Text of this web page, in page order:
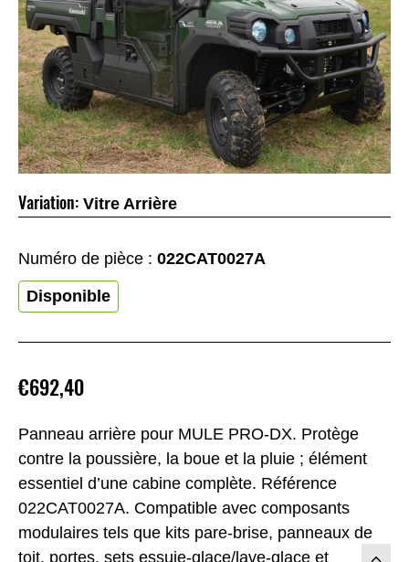
Panneau arrière pour MULE PRO-DX. Protège
contre la poussière, la boue et la pluie ; élément
essentiel d’une cabine complète. Référence
022CAT0027A. Compatible avec composants
modulaires tels que kits pare-brise, panneaux de
toit, portes, sets essuie-glace/lave-glace et
€692,40
Variation: Vitre Arrière
Numéro de pièce : 022CAT0027A
Disponible